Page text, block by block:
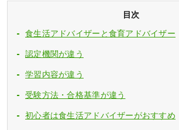
目次
食生活アドバイザーと食育アドバイザー
認定機関が違う
学習内容が違う
受験方法・合格基準が違う
初心者は食生活アドバイザーがおすすめ